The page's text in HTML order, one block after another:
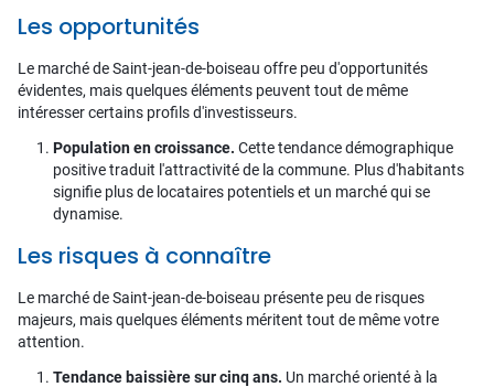
Les opportunités
Le marché de Saint-jean-de-boiseau offre peu d'opportunités
évidentes, mais quelques éléments peuvent tout de même
intéresser certains profils d'investisseurs.
Population en croissance. Cette tendance démographique
positive traduit l'attractivité de la commune. Plus d'habitants
signifie plus de locataires potentiels et un marché qui se
dynamise.
Les risques à connaître
Le marché de Saint-jean-de-boiseau présente peu de risques
majeurs, mais quelques éléments méritent tout de même votre
attention.
Tendance baissière sur cinq ans. Un marché orienté à la